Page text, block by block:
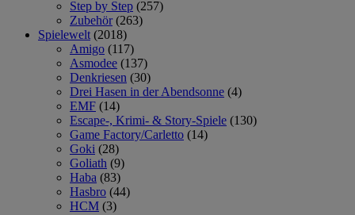
Step by Step (257)
Zubehör (263)
Spielewelt (2018)
Amigo (117)
Asmodee (137)
Denkriesen (30)
Drei Hasen in der Abendsonne (4)
EMF (14)
Escape-, Krimi- & Story-Spiele (130)
Game Factory/Carletto (14)
Goki (28)
Goliath (9)
Haba (83)
Hasbro (44)
HCM (3)